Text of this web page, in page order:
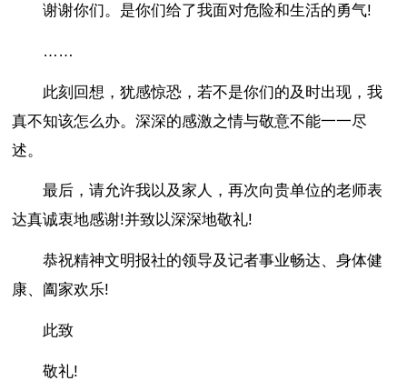
谢谢你们。是你们给了我面对危险和生活的勇气!
……
此刻回想，犹感惊恐，若不是你们的及时出现，我
真不知该怎么办。深深的感激之情与敬意不能一一尽
述。
最后，请允许我以及家人，再次向贵单位的老师表
达真诚衷地感谢!并致以深深地敬礼!
恭祝精神文明报社的领导及记者事业畅达、身体健
康、阖家欢乐!
此致
敬礼!